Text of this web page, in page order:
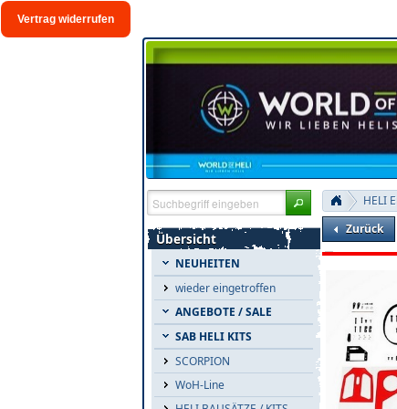
Vertrag widerrufen
Übersicht
NEUHEITEN
wieder eingetroffen
ANGEBOTE / SALE
SAB HELI KITS
SCORPION
WoH-Line
HELI
Zurück